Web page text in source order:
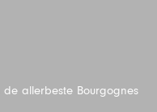
de allerbeste Bourgognes